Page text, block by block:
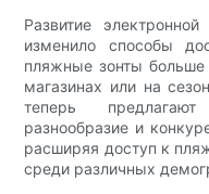
Развитие
изменило способы
пляжные зонты
магазинах или на
теперь предлагают
разнообразие и
расширяя доступ к
среди различных